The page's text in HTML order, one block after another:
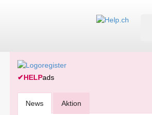
✔HELPads
News Aktion